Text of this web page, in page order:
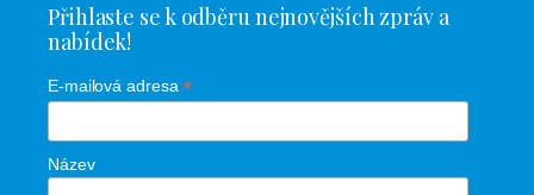
Přihlaste se k odběru nejnovějších zpráv a
nabídek!
E-mailová adresa*
Název